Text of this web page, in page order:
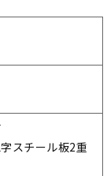
スチール板2重